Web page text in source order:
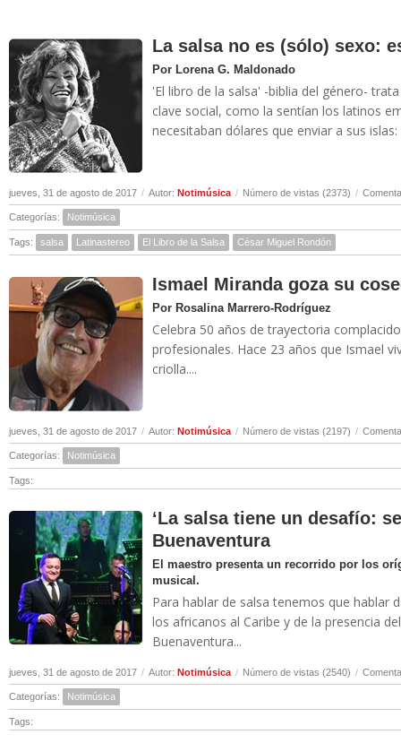
La salsa no es (sólo) sexo:
Por Lorena G. Maldonado
'El libro de la salsa' -biblia del género-
clave social, como la sentían los latinos
necesitaban dólares que enviar a sus
jueves, 31 de agosto de 2017 / Autor: Notimúsica / Número de vistas (2373) /
Categorías: Notimúsica
Tags: salsa Latinastereo El Libro de la Salsa César Miguel Rondón
Ismael Miranda goza su
Por Rosalina Marrero-Rodríguez
Celebra 50 años de trayectoria
profesionales. Hace 23 años que Ismael
criolla....
jueves, 31 de agosto de 2017 / Autor: Notimúsica / Número de vistas (2197) /
Categorías: Notimúsica
Tags:
‘La salsa tiene un desafío:
Buenaventura
El maestro presenta un recorrido por los
musical.
Para hablar de salsa tenemos que hablar
los africanos al Caribe y de la presencia
Buenaventura...
jueves, 31 de agosto de 2017 / Autor: Notimúsica / Número de vistas (2540) /
Categorías: Notimúsica
Tags: